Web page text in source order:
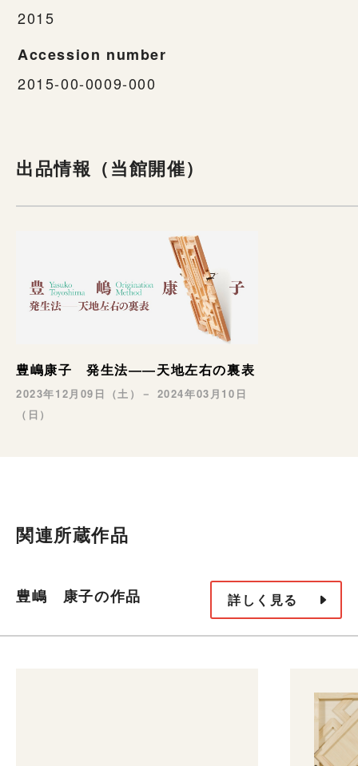
2015
Accession number
2015-00-0009-000
出品情報（当館開催）
豊嶋康子 発生法――天地左右の裏表
2023年12月09日（土）－ 2024年03月10日
（日）
関連所蔵作品
豊嶋 康子の作品 詳しく見る